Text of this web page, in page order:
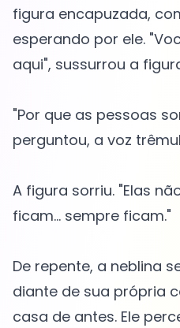
figura encapuzada,
esperando por ele.
aqui", sussurrou a
"Por que as pessoas
perguntou, a voz
A figura sorriu. "Elas
ficam... sempre ficam."
De repente, a neblina
diante de sua própria
casa de antes. Ele